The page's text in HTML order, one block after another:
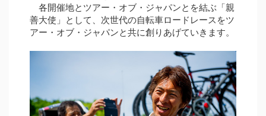
各開催地とツアー・オブ・ジャパンとを結ぶ「親
善大使」として、次世代の自転車ロードレースをツ
アー・オブ・ジャパンと共に創りあげていきます。